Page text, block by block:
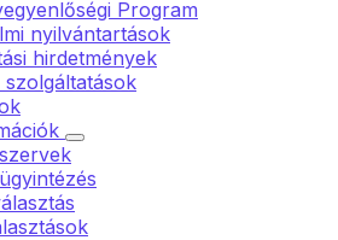
Program
nyilvántartások
hirdetmények